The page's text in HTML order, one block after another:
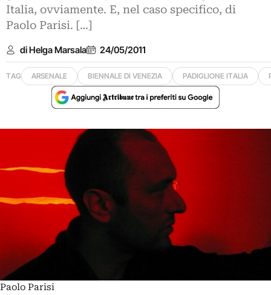
Italia, ovviamente. E, nel caso specifico, di
Paolo Parisi. […]
di Helga Marsala 24/05/2011
TAG ARSENALE BIENNALE DI VENEZIA PADIGLIONE ITALIA
Paolo Parisi